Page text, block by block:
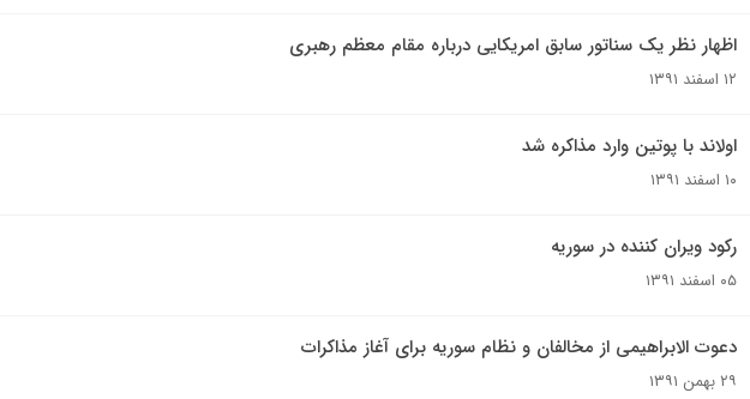
اظهار نظر یک سناتور سابق امریکایی درباره مقام معظم رهبری
۱۲ اسفند ۱۳۹۱
اولاند با پوتین وارد مذاکره شد
۱۰ اسفند ۱۳۹۱
رکود ویران کننده در سوریه
۰۵ اسفند ۱۳۹۱
دعوت الابراهیمی از مخالفان و نظام سوریه برای آغاز مذاکرات
۲۹ بهمن ۱۳۹۱